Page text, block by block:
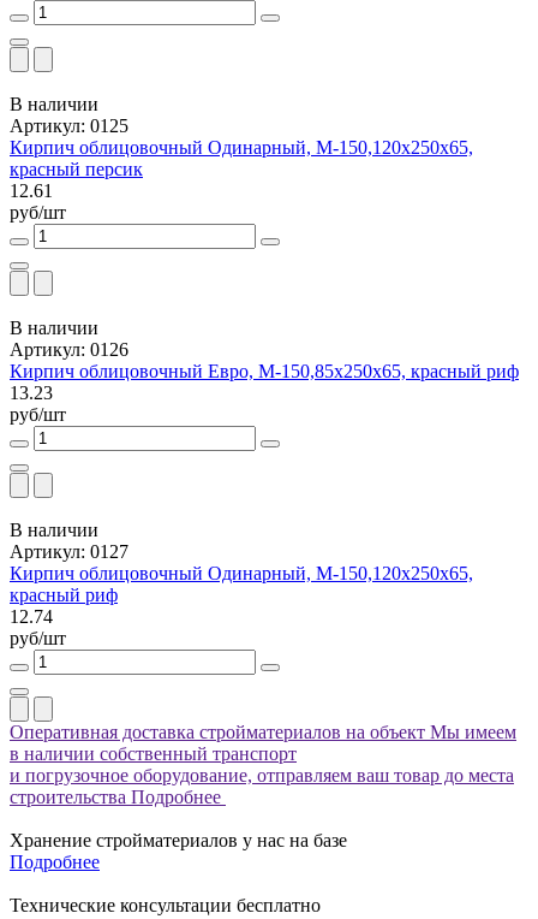
В наличии
Артикул: 0125
Кирпич облицовочный Одинарный, М-150,120x250x65,
красный персик
12.61
руб/шт
В наличии
Артикул: 0126
Кирпич облицовочный Евро, М-150,85x250x65, красный риф
13.23
руб/шт
В наличии
Артикул: 0127
Кирпич облицовочный Одинарный, М-150,120x250x65,
красный риф
12.74
руб/шт
Оперативная доставка стройматериалов на объект Мы имеем
в наличии собственный транспорт
и погрузочное оборудование, отправляем ваш товар до места
строительства Подробнее
Хранение стройматериалов у нас на базе
Подробнее
Технические консультации бесплатно